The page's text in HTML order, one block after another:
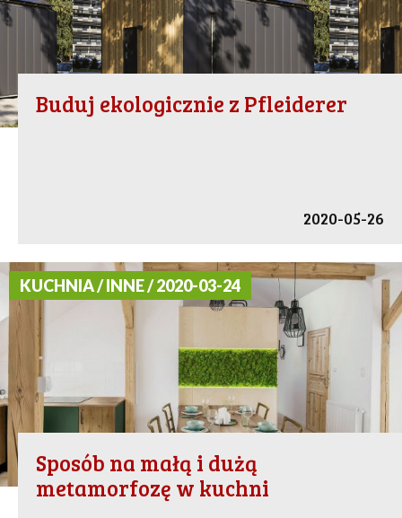
Buduj ekologicznie z Pfleiderer
2020-05-26
KUCHNIA / INNE / 2020-03-24
Sposób na małą i dużą
metamorfozę w kuchni